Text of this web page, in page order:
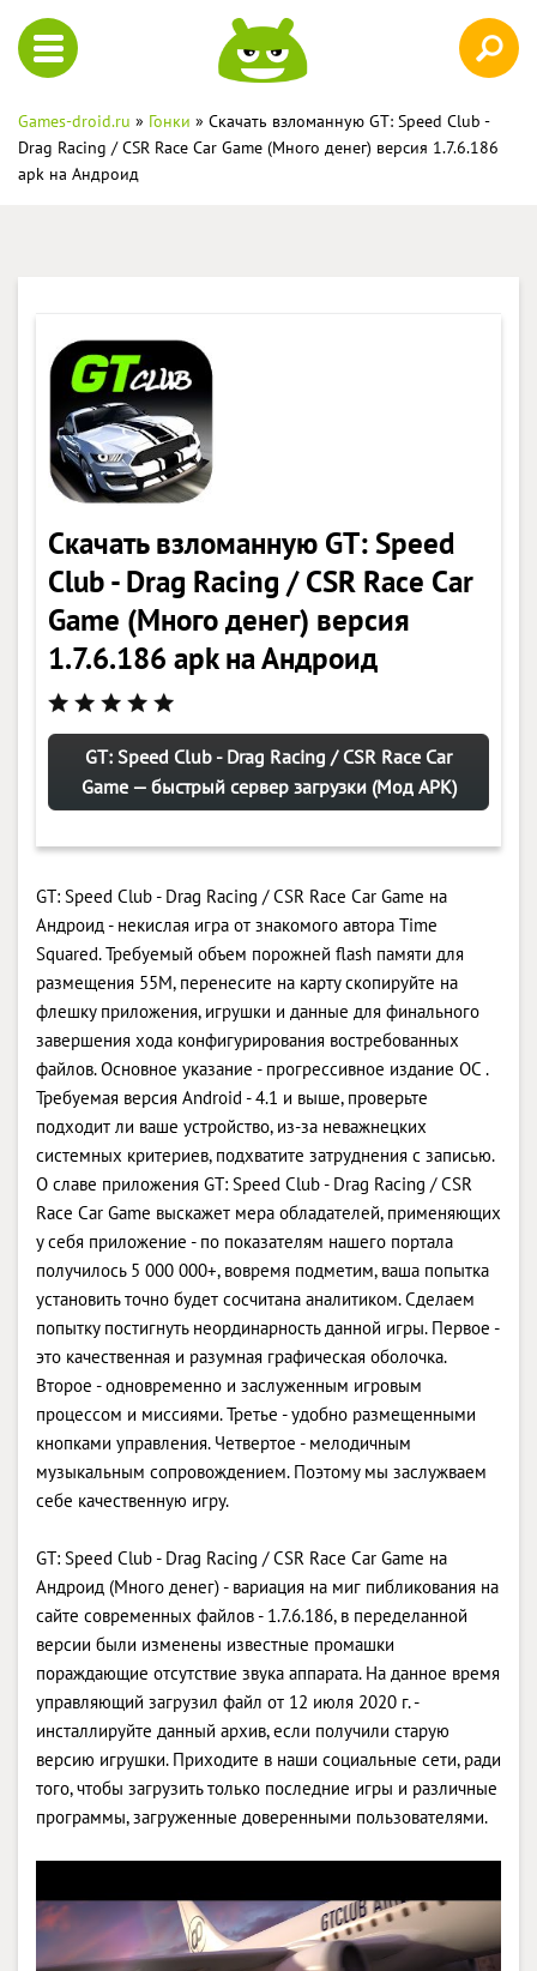
Games-droid.ru » Гонки » Скачать взломанную GT: Speed Club -
Drag Racing / CSR Race Car Game (Много денег) версия 1.7.6.186
apk на Андроид
Скачать взломанную GT: Speed
Club - Drag Racing / CSR Race Car
Game (Много денег) версия
1.7.6.186 apk на Андроид
GT: Speed Club - Drag Racing / CSR Race Car
Game — быстрый сервер загрузки (Мод APK)
GT: Speed Club - Drag Racing / CSR Race Car Game на
Андроид - некислая игра от знакомого автора Time
Squared. Требуемый объем порожней flash памяти для
размещения 55M, перенесите на карту скопируйте на
флешку приложения, игрушки и данные для финального
завершения хода конфигурирования востребованных
файлов. Основное указание - прогрессивное издание ОС .
Требуемая версия Android - 4.1 и выше, проверьте
подходит ли ваше устройство, из-за неважнецких
системных критериев, подхватите затруднения с записью.
О славе приложения GT: Speed Club - Drag Racing / CSR
Race Car Game выскажет мера обладателей, применяющих
у себя приложение - по показателям нашего портала
получилось 5 000 000+, вовремя подметим, ваша попытка
установить точно будет сосчитана аналитиком. Сделаем
попытку постигнуть неординарность данной игры. Первое -
это качественная и разумная графическая оболочка.
Второе - одновременно и заслуженным игровым
процессом и миссиями. Третье - удобно размещенными
кнопками управления. Четвертое - мелодичным
музыкальным сопровождением. Поэтому мы заслужваем
себе качественную игру.
GT: Speed Club - Drag Racing / CSR Race Car Game на
Андроид (Много денег) - вариация на миг пибликования на
сайте современных файлов - 1.7.6.186, в переделанной
версии были изменены известные промашки
пораждающие отсутствие звука аппарата. На данное время
управляющий загрузил файл от 12 июля 2020 г. -
инсталлируйте данный архив, если получили старую
версию игрушки. Приходите в наши социальные сети, ради
того, чтобы загрузить только последние игры и различные
программы, загруженные доверенными пользователями.